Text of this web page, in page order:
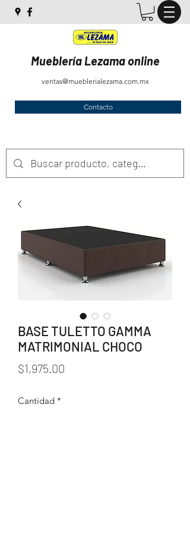
Mueblería Lezama online
ventas@mueblerialezama.com.mx
Contacto
BASE TULETTO GAMMA
MATRIMONIAL CHOCO
$1,975.00
Cantidad *